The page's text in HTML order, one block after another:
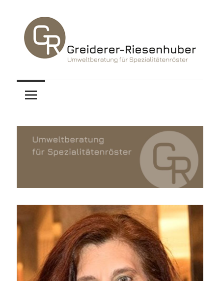
Inhalt
springen
Umweltberatung
für
Spezialitätenröster
Greiderer-
Riesenhuber